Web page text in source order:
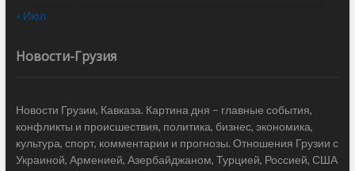
« Июл
Новости-Грузия
Новости Грузии, Кавказа. Картина дня – главные события,
конфликты и происшествия, политика, бизнес, экономика,
культура, спорт, комментарии и прогнозы. Отношения Грузии с
Украиной, Арменией, Азербайджаном, Турцией, Россией, США